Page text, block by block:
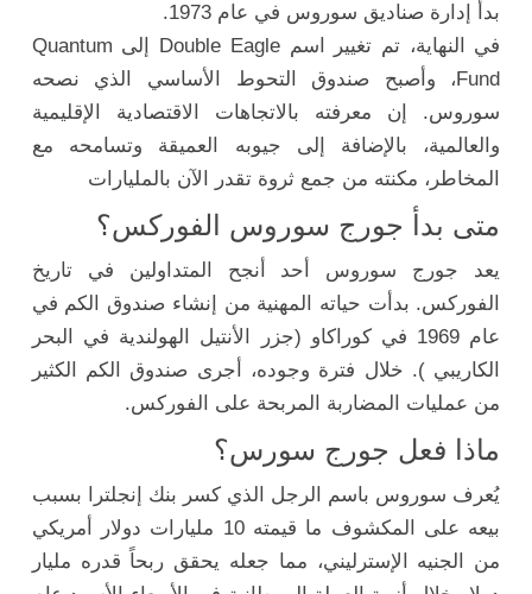
بدأ إدارة صناديق سوروس في عام 1973.
في النهاية، تم تغيير اسم Double Eagle إلى Quantum
Fund، وأصبح صندوق التحوط الأساسي الذي نصحه
سوروس. إن معرفته بالاتجاهات الاقتصادية الإقليمية
والعالمية، بالإضافة إلى جيوبه العميقة وتسامحه مع
المخاطر، مكنته من جمع ثروة تقدر الآن بالمليارات
متى بدأ جورج سوروس الفوركس؟
يعد جورج سوروس أحد أنجح المتداولين في تاريخ
الفوركس. بدأت حياته المهنية من إنشاء صندوق الكم في
عام 1969 في كوراكاو (جزر الأنتيل الهولندية في البحر
الكاريبي ). خلال فترة وجوده، أجرى صندوق الكم الكثير
من عمليات المضاربة المربحة على الفوركس.
ماذا فعل جورج سورس؟
يُعرف سوروس باسم الرجل الذي كسر بنك إنجلترا بسبب
بيعه على المكشوف ما قيمته 10 مليارات دولار أمريكي
من الجنيه الإسترليني، مما جعله يحقق ربحاً قدره مليار